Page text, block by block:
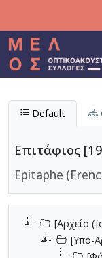
Default
Επιτάφιος
Epitaphe
[Αρχείο
[Υπο-